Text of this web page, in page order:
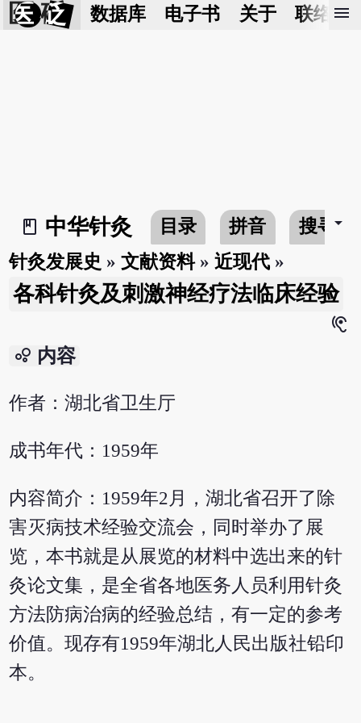
医 砭 数据库 电子书 关于 联络我
menu
book_2
中华针灸 目录 拼音 搜寻arrow_drop_down
针灸发展史 »文献资料»近现代 »
各科针灸及刺激神经疗法临床经验
hearing
bubble_chart 内容
作者：湖北省卫生厅
成书年代：1959年
内容简介：1959年2月，湖北省召开了除
害灭病技术经验交流会，同时举办了展
览，本书就是从展览的材料中选出来的针
灸论文集，是全省各地医务人员利用针灸
方法防病治病的经验总结，有一定的参考
价值。现存有1959年湖北人民出版社铅印
本。